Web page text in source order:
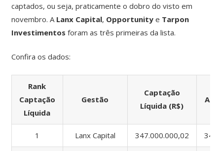
captados, ou seja, praticamente o dobro do visto em
novembro. A Lanx Capital, Opportunitye Tarpon
Investimentos foram as três primeiras da lista.
Confira os dados:
Rank
Captação
Líquida
Gestão
Captação
Líquida (R$)
1 Lanx Capital 347.000.000,02